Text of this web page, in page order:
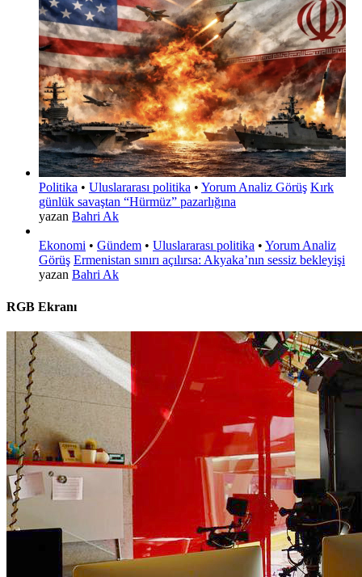
Politika • Uluslararası politika • Yorum Analiz Görüş Kırk
günlük savaştan “Hürmüz” pazarlığına
yazan Bahri Ak
Ekonomi • Gündem • Uluslararası politika • Yorum Analiz
Görüş Ermenistan sınırı açılırsa: Akyaka’nın sessiz bekleyişi
yazan Bahri Ak
RGB Ekranı